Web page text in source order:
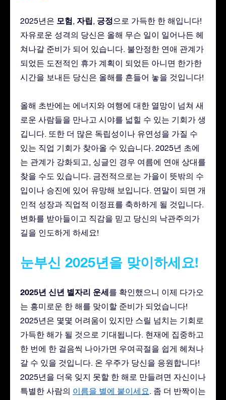
2025년은 모험, 자립, 긍정으로 가득한 한 해입니다!
자유로운 성격의 당신은 올해 무슨 일이 일어나든 헤
쳐나갈 준비가 되어 있습니다. 불안정한 연애 관계가
되었든 도전적인 휴가 계획이 되었든 아니면 한가한
시간을 보내든 당신은 올해를 흔들어 놓을 것입니다!
올해 초반에는 에너지와 여행에 대한 열망이 넘쳐 새
로운 사람들을 만나고 시야를 넓힐 수 있는 기회가 생
깁니다. 또한 더 많은 독립성이나 유연성을 가질 수
있는 직업 기회가 찾아올 수 있습니다. 2025년 초에
는 관계가 강화되고, 싱글인 경우 여름에 연애 상대를
찾을 수도 있습니다. 금전적으로는 가을이 뜻밖의 수
입이나 승진에 있어 유망해 보입니다. 연말이 되면 개
인적 성장과 직업적 이정표를 축하하게 될 것입니다.
변화를 받아들이고 직감을 믿고 당신의 낙관주의가
길을 인도하게 하세요!
눈부신 2025년을 맞이하세요!
2025년 신년 별자리 운세를 확인했으니 이제 다가오
는 흥미로운 한 해를 맞이할 준비가 되었습니다!
2025년은 몇몇 어려움이 있지만 스릴 넘치는 기회로
가득한 해가 될 것으로 기대됩니다. 현재에 집중하고
한 번에 한 걸음씩 나아가면 우여곡절을 쉽게 헤쳐나
갈 수 있을 것입니다. 온 우주가 당신을 응원합니다!
2025년을 더욱 잊지 못할 한 해로 만들려면 자신이나
특별한 사람의 이름을 별에 붙이세요. 좀 더 반짝이는